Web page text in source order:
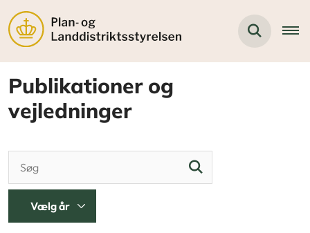
Publikationer og
vejledninger